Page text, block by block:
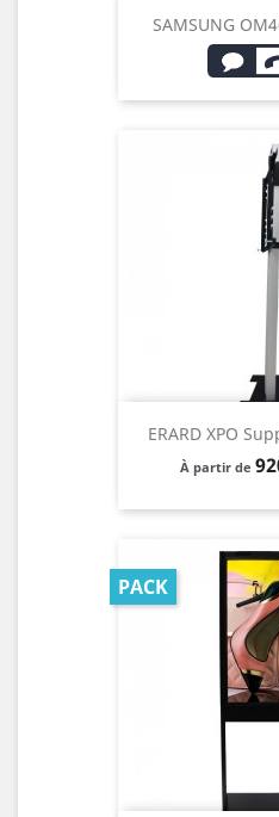
SAMSUNG
ERARD XPO
À partir de
PACK